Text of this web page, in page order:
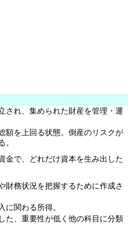
され、集められた財産を管理・運
額を上回る状態。倒産のリスクが
。
金で、どれだけ資本を生み出した
財務状況を把握するために作成さ
に関わる所得。
た、重要性が低く他の科目に分類